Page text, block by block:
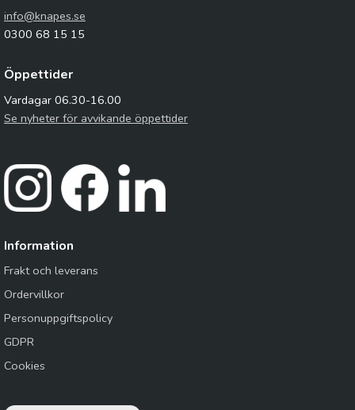
info@knapes.se
0300 68 15 15
Öppettider
Vardagar 06.30-16.00
Se nyheter för avvikande öppettider
Information
Frakt och leverans
Ordervillkor
Personuppgiftspolicy
GDPR
Cookies